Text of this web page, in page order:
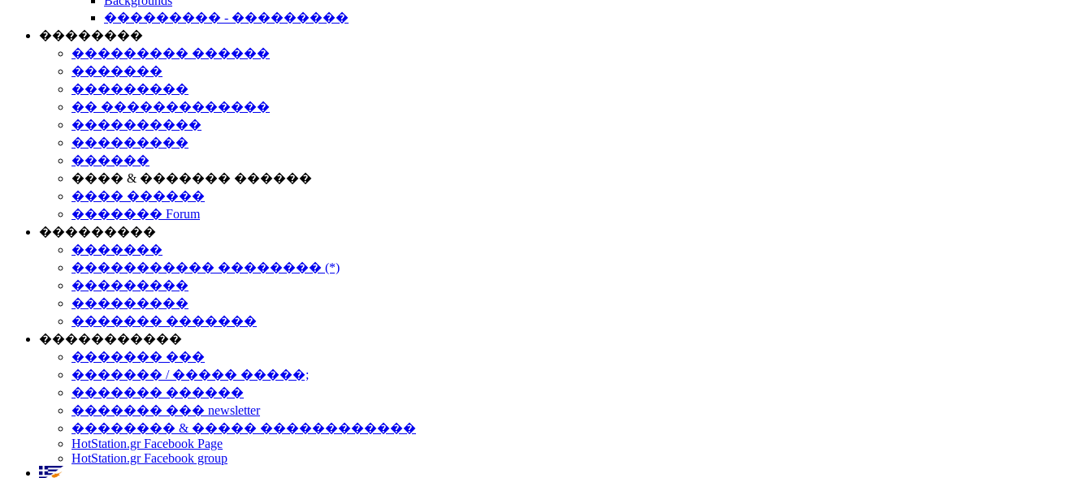
��������� - ���������
��������
��������� ������
�������
���������
�� �������������
����������
���������
������
���� & ������� ������
���� ������
������� Forum
���������
�������
����������� �������� (*)
���������
���������
������� �������
�����������
������� ���
������� / ����� �����;
������� ������
������� ��� newsletter
�������� & ����� ������������
HotStation.gr Facebook Page
HotStation.gr Facebook group